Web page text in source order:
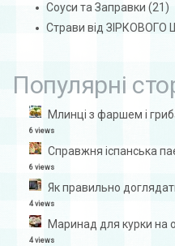
Соуси та Заправки (21)
Страви від
Популярні
Млинці з фаршем і
6 views
Справжня іспанська
6 views
Як правильно
4 views
Маринад для курки на
4 views